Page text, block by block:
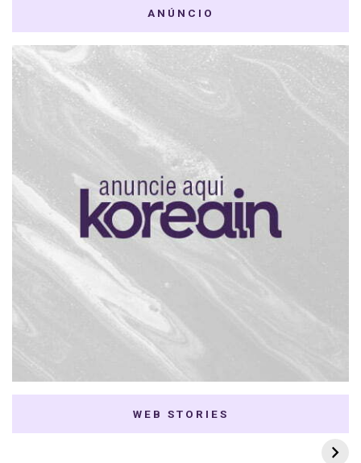
ANÚNCIO
WEB STORIES
7 K-dramas Enemies
to Lovers
Thai Dramas com
First e Khaotung